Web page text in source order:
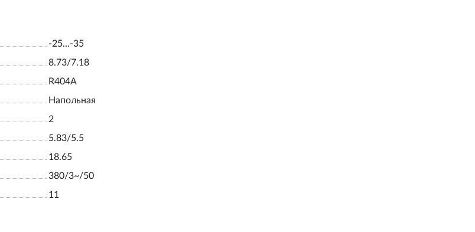
-25…-35
8.73/7.18
R404A
Напольная
2
5.83/5.5
18.65
380/3~/50
11